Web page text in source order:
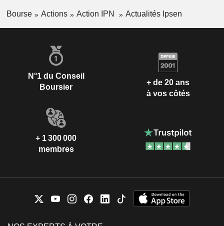
Bourse Actions Action IPN Actualités Ipsen
N°1 du Conseil
Boursier
+ de 20 ans
à vos côtés
+ 1 300 000
membres